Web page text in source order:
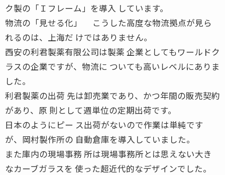
ク製の「Ｉフレーム」を導入 しています。
物流の「見せる化」 こうした高度な物流拠点が見ら
れるのは、上海だ けではありません。
西安の利君製薬有限公司は製薬 企業としてもワールドク
ラスの企業ですが、物流に ついても高いレベルにありま
した。
利君製薬の出荷 先は卸売業であり、かつ年間の販売契約
があり、原 則として週単位の定期出荷です。
日本のようにピー ス出荷がないので作業は単純です
が、岡村製作所の 自動倉庫を導入していました。
また庫内の現場事務 所は現場事務所とは思えない大き
なカーブガラスを 使った超近代的なデザインでした。